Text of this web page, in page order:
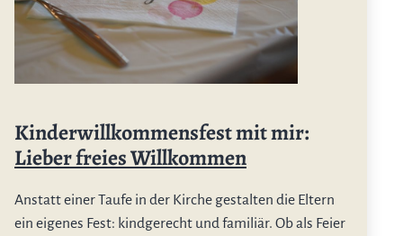
Kinderwillkommensfest mit mir:
Lieber freies Willkommen
Anstatt einer Taufe in der Kirche gestalten die Eltern
ein eigenes Fest: kindgerecht und familiär. Ob als Feier